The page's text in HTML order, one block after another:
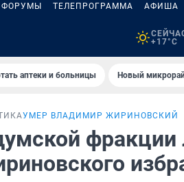
ФОРУМЫ ТЕЛЕПРОГРАММА АФИША
+17°C
аптеки и больницы Новый
УМЕР ВЛАДИМИР ЖИРИНОВСКИЙ